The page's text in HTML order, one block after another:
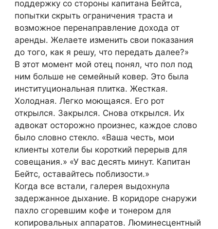
поддержку со стороны капитана Бейтса,
попытки скрыть ограничения траста и
возможное перенаправление дохода от
аренды. Желаете изменить свои показания
до того, как я решу, что передать далее?»
В этот момент мой отец понял, что пол под
ним больше не семейный ковер. Это была
институциональная плитка. Жесткая.
Холодная. Легко моющаяся. Его рот
открылся. Закрылся. Снова открылся. Их
адвокат осторожно произнес, каждое слово
было словно стекло. «Ваша честь, мои
клиенты хотели бы короткий перерыв для
совещания.» «У вас десять минут. Капитан
Бейтс, оставайтесь поблизости.»
Когда все встали, галерея выдохнула
задержанное дыхание. В коридоре снаружи
пахло сгоревшим кофе и тонером для
копировальных аппаратов. Люминесцентный